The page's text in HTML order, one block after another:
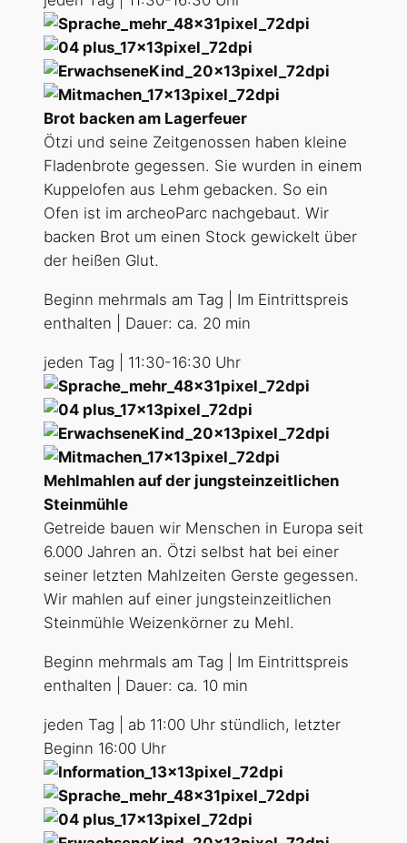
Brot backen am Lagerfeuer
Ötzi und seine Zeitgenossen haben kleine
Fladenbrote gegessen. Sie wurden in einem
Kuppelofen aus Lehm gebacken. So ein
Ofen ist im archeoParc nachgebaut. Wir
backen Brot um einen Stock gewickelt über
der heißen Glut.
Beginn mehrmals am Tag | Im Eintrittspreis
enthalten | Dauer: ca. 20 min
jeden Tag | 11:30-16:30 Uhr
Mehlmahlen auf der jungsteinzeitlichen
Steinmühle
Getreide bauen wir Menschen in Europa seit
6.000 Jahren an. Ötzi selbst hat bei einer
seiner letzten Mahlzeiten Gerste gegessen.
Wir mahlen auf einer jungsteinzeitlichen
Steinmühle Weizenkörner zu Mehl.
Beginn mehrmals am Tag | Im Eintrittspreis
enthalten | Dauer: ca. 10 min
jeden Tag | ab 11:00 Uhr stündlich, letzter
Beginn 16:00 Uhr